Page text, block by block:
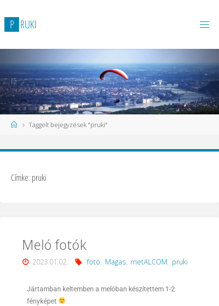
P RUKI
Taggelt bejegyzések "pruki"
Címke: pruki
Meló fotók
2023.01.02. fotó, Magas, metALCOM, pruki
Jártamban keltemben a melóban készítettem 1-2
fényképet